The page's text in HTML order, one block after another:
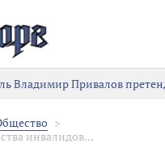
Владимир Привалов
инвалидов...